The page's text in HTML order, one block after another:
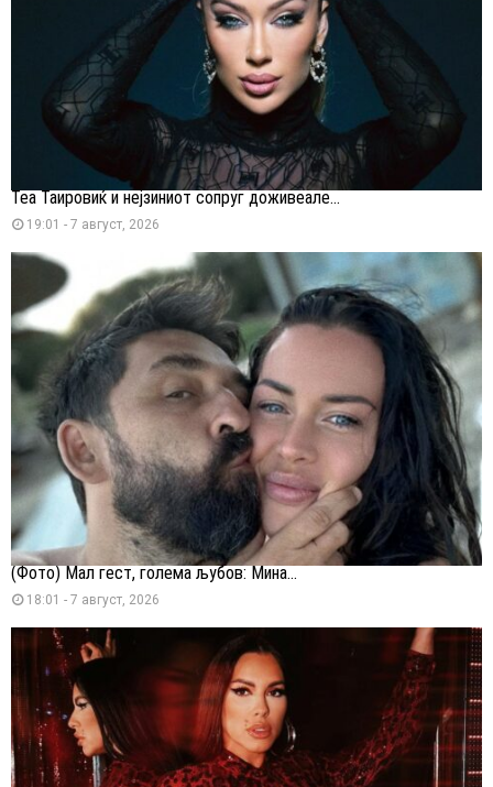
Теа Таировиќ и нејзиниот сопруг доживеале...
19:01 - 7 август, 2026
(Фото) Мал гест, голема љубов: Мина...
18:01 - 7 август, 2026